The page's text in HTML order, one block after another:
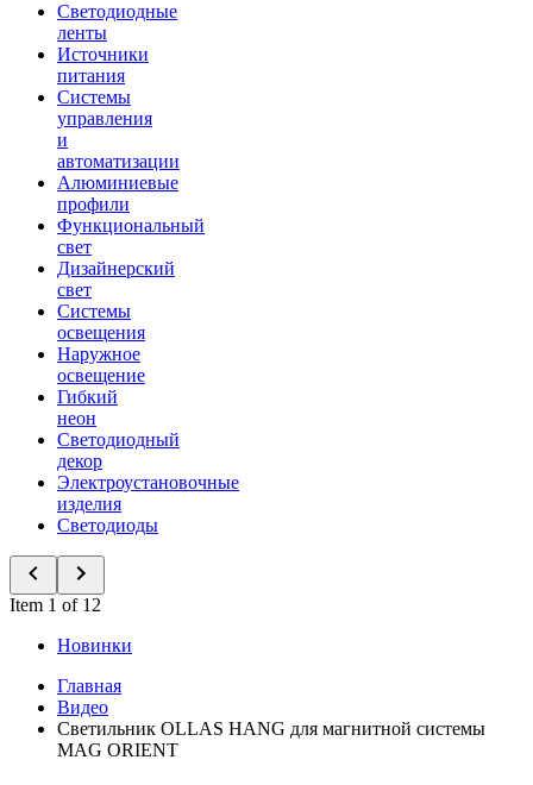
Светодиодные
ленты
Источники
питания
Системы
управления
и
автоматизации
Алюминиевые
профили
Функциональный
свет
Дизайнерский
свет
Системы
освещения
Наружное
освещение
Гибкий
неон
Светодиодный
декор
Электроустановочные
изделия
Светодиоды
Item 1 of 12
Новинки
Главная
Видео
Светильник OLLAS HANG для магнитной системы
MAG ORIENT